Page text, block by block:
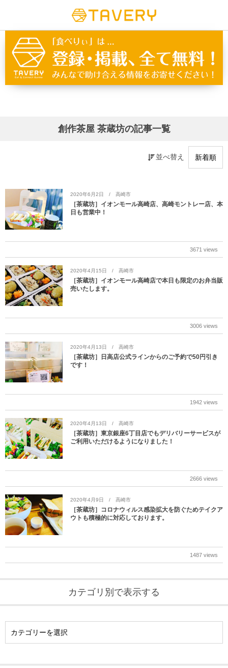
創作茶屋 茶蔵坊の記事一覧
並べ替え
2020年6月2日 高崎市
［茶蔵坊］イオンモール高崎店、高崎モントレー店、本
日も営業中！
3671 views
2020年4月15日 高崎市
［茶蔵坊］イオンモール高崎店で本日も限定のお弁当販
売いたします。
3006 views
2020年4月13日 高崎市
［茶蔵坊］日高店公式ラインからのご予約で50円引き
です！
1942 views
2020年4月13日 高崎市
［茶蔵坊］東京銀座6丁目店でもデリバリーサービスが
ご利用いただけるようになりました！
2666 views
2020年4月9日 高崎市
［茶蔵坊］コロナウィルス感染拡大を防ぐためテイクア
ウトも積極的に対応しております。
1487 views
カテゴリ別で表示する